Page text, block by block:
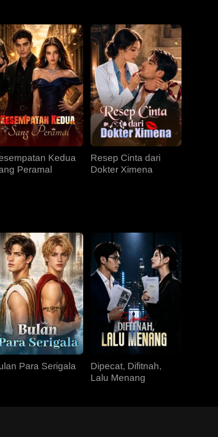
EP 34 EP 35
Kedua
Peramal
Resep Cinta dari
Dokter Ximena
Para Serigala
Dipecat, Difitnah,
Lalu Menang